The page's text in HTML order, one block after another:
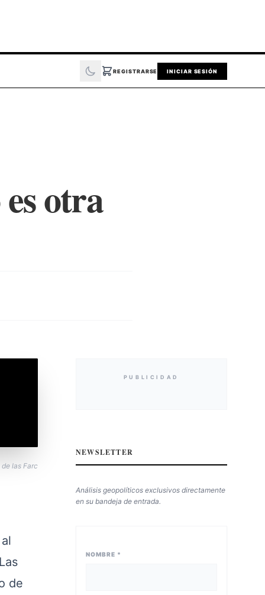
REGISTRARSE INICIAR SESIÓN
otra
las Farc
de
PUBLICIDAD
NEWSLETTER
Análisis geopolíticos exclusivos directamente
en su bandeja de entrada.
NOMBRE *